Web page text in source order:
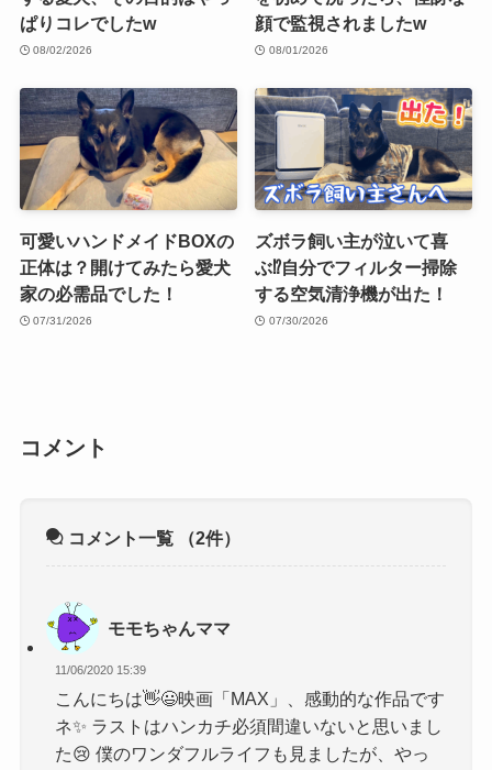
ぱりコレでしたw
08/02/2026
顔で監視されましたw
08/01/2026
可愛いハンドメイドBOXの
正体は？開けてみたら愛犬
家の必需品でした！
07/31/2026
ズボラ飼い主が泣いて喜
ぶ⁉︎自分でフィルター掃除
する空気清浄機が出た！
07/30/2026
コメント
コメント一覧 （2件）
モモちゃんママ
11/06/2020 15:39
こんにちは👋😃映画「MAX」、感動的な作品です
ネ✨ ラストはハンカチ必須間違いないと思いまし
た😢 僕のワンダフルライフも見ましたが、やっ